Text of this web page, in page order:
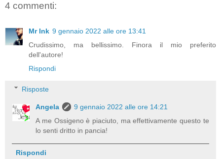
4 commenti:
Mr Ink 9 gennaio 2022 alle ore 13:41
Crudissimo, ma bellissimo. Finora il mio preferito
dell'autore!
Rispondi
Risposte
Angela
9 gennaio 2022 alle ore 14:21
A me Ossigeno è piaciuto, ma effettivamente questo te
lo senti dritto in pancia!
Rispondi